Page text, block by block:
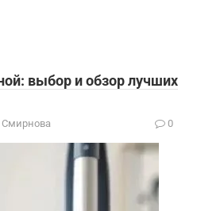
выбор и обзор лучших
Смирнова 0